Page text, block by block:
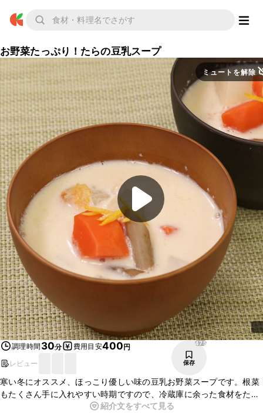
お野菜たっぷり！たらの豆乳スープ
ミュートを解除
調理時間 30分 費用目安400円
レビュー
475
保存
寒い冬にオススメ、ほっこり優しい味の豆乳お野菜スープです。根菜
もたくさん手に入れやすい時期ですので、冷蔵庫に余った食材をたっ
ぷり入れて作れます。白身魚がさっぱりと豆乳にマッチした一品と
紹介文をすべて見る